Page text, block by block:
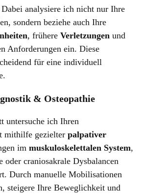
analysiere ich nicht nur Ihre
sondern beziehe auch Ihre
, frühere Verletzungen und
Anforderungen ein. Diese
für eine individuell
& Osteopathie
untersuche ich Ihren
mithilfe gezielter palpativer
im muskuloskelettalen System,
oder craniosakrale Dysbalancen
Durch manuelle Mobilisationen
steigere Ihre Beweglichkeit und